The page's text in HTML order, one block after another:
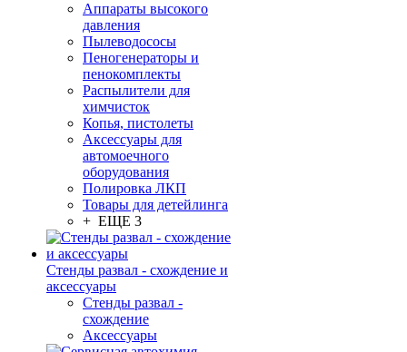
Аппараты высокого
давления
Пылеводососы
Пеногенераторы и
пенокомплекты
Распылители для
химчисток
Копья, пистолеты
Аксессуары для
автомоечного
оборудования
Полировка ЛКП
Товары для детейлинга
+ ЕЩЕ 3
Стенды развал - схождение и
аксессуары
Стенды развал -
схождение
Аксессуары